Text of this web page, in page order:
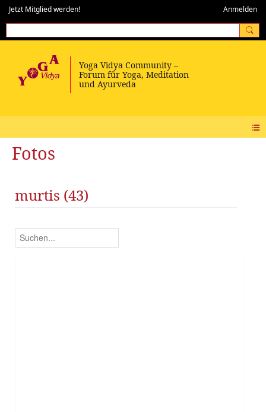
Jetzt Mitglied werden! Anmelden
Fotos
murtis (43)